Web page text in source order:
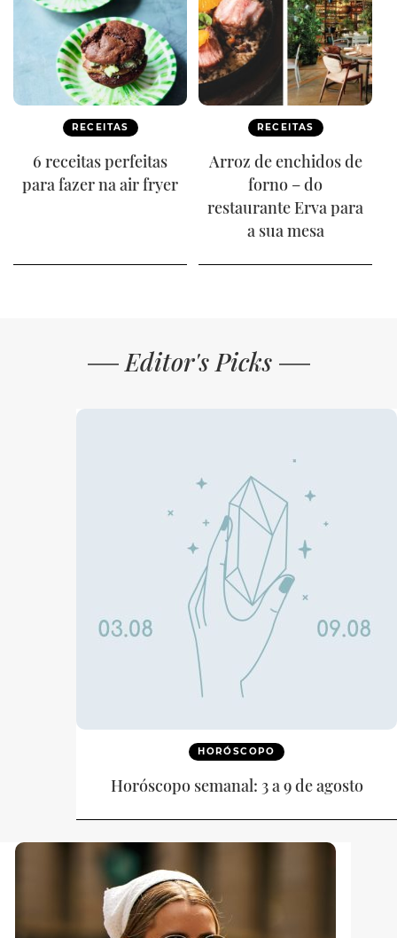
RECEITAS
6 receitas perfeitas
para fazer na air fryer
RECEITAS
Arroz de enchidos de
forno – do
restaurante Erva para
a sua mesa
Editor's Picks
HORÓSCOPO
Horóscopo semanal: 3 a 9 de agosto